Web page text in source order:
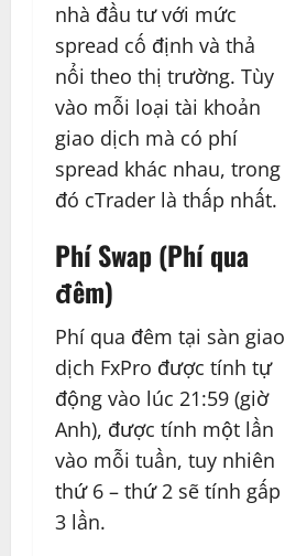
nhà đầu tư với mức
spread cố định và thả
nổi theo thị trường. Tùy
vào mỗi loại tài khoản
giao dịch mà có phí
spread khác nhau, trong
đó cTrader là thấp nhất.
Phí Swap (Phí qua
đêm)
Phí qua đêm tại sàn giao
dịch FxPro được tính tự
động vào lúc 21:59 (giờ
Anh), được tính một lần
vào mỗi tuần, tuy nhiên
thứ 6 – thứ 2 sẽ tính gấp
3 lần.